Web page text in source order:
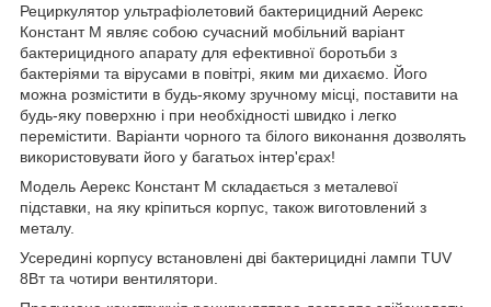
Рециркулятор ультрафіолетовий бактерицидний Аерекс
Констант М являє собою сучасний мобільний варіант
бактерицидного апарату для ефективної боротьби з
бактеріями та вірусами в повітрі, яким ми дихаємо. Його
можна розмістити в будь-якому зручному місці, поставити на
будь-яку поверхню і при необхідності швидко і легко
перемістити. Варіанти чорного та білого виконання дозволять
використовувати його у багатьох інтер'єрах!
Модель Аерекс Констант М складається з металевої
підставки, на яку кріпиться корпус, також виготовлений з
металу.
Усередині корпусу встановлені дві бактерицидні лампи TUV
8Вт та чотири вентилятори.